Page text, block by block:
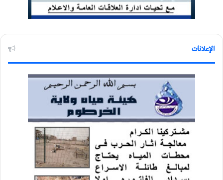
الإعلانات